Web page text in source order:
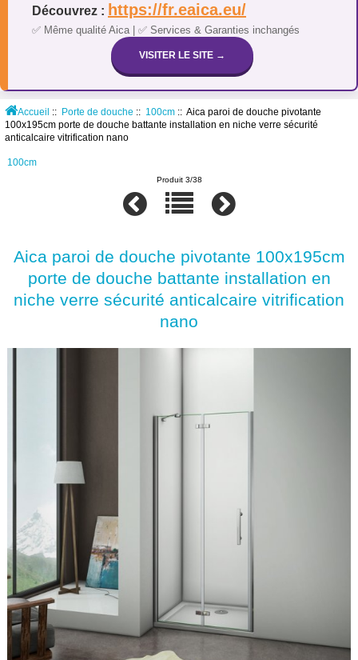
Découvrez : https://fr.eaica.eu/
✅ Même qualité Aica | ✅ Services & Garanties inchangés
VISITER LE SITE →
Accueil :: Porte de douche :: 100cm:: Aica paroi de douche pivotante
100x195cm porte de douche battante installation en niche verre sécurité
anticalcaire vitrification nano
100cm
Produit 3/38
Aica paroi de douche pivotante 100x195cm
porte de douche battante installation en
niche verre sécurité anticalcaire vitrification
nano